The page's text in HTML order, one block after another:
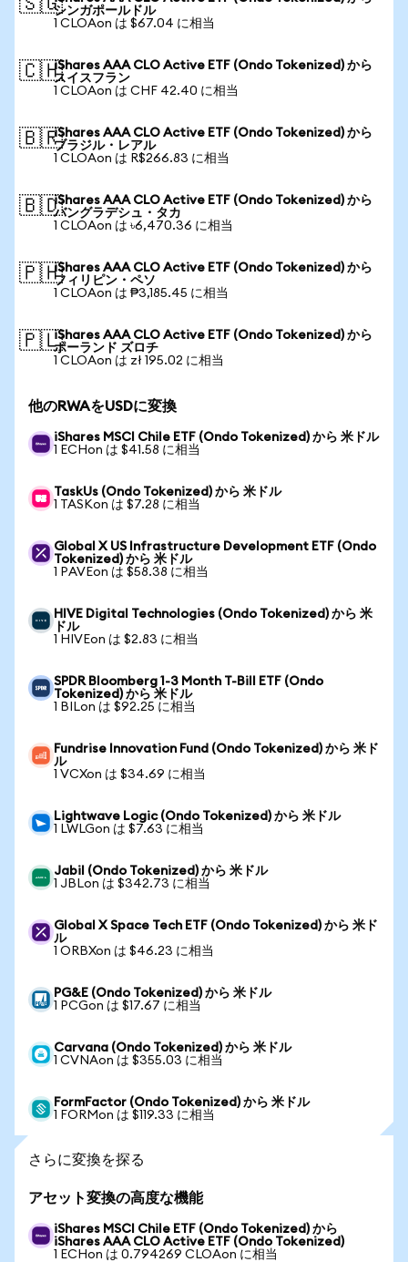
🇸🇬シンガポールドル
1 CLOAon は $67.04 に相当
🇨🇭iShares AAA CLO Active ETF (Ondo Tokenized) から
スイスフラン
1 CLOAon は CHF 42.40 に相当
🇧🇷iShares AAA CLO Active ETF (Ondo Tokenized) から
ブラジル・レアル
1 CLOAon は R$266.83 に相当
🇧🇩iShares AAA CLO Active ETF (Ondo Tokenized) から
バングラデシュ・タカ
1 CLOAon は ৳6,470.36 に相当
🇵🇭iShares AAA CLO Active ETF (Ondo Tokenized) から
フィリピン・ペソ
1 CLOAon は ₱3,185.45 に相当
🇵🇱iShares AAA CLO Active ETF (Ondo Tokenized) から
ポーランド ズロチ
1 CLOAon は zł 195.02 に相当
他のRWAをUSDに変換
iShares MSCI Chile ETF (Ondo Tokenized) から 米ドル
1 ECHon は $41.58 に相当
TaskUs (Ondo Tokenized) から 米ドル
1 TASKon は $7.28 に相当
Global X US Infrastructure Development ETF (Ondo
Tokenized) から 米ドル
1 PAVEon は $58.38 に相当
HIVE Digital Technologies (Ondo Tokenized) から 米
ドル
1 HIVEon は $2.83 に相当
SPDR Bloomberg 1-3 Month T-Bill ETF (Ondo
Tokenized) から 米ドル
1 BILon は $92.25 に相当
Fundrise Innovation Fund (Ondo Tokenized) から 米ド
ル
1 VCXon は $34.69 に相当
Lightwave Logic (Ondo Tokenized) から 米ドル
1 LWLGon は $7.63 に相当
Jabil (Ondo Tokenized) から 米ドル
1 JBLon は $342.73 に相当
Global X Space Tech ETF (Ondo Tokenized) から 米ド
ル
1 ORBXon は $46.23 に相当
PG&E (Ondo Tokenized) から 米ドル
1 PCGon は $17.67 に相当
Carvana (Ondo Tokenized) から 米ドル
1 CVNAon は $355.03 に相当
FormFactor (Ondo Tokenized) から 米ドル
1 FORMon は $119.33 に相当
さらに変換を探る
アセット変換の高度な機能
iShares MSCI Chile ETF (Ondo Tokenized) から
iShares AAA CLO Active ETF (Ondo Tokenized)
1 ECHon は 0.794269 CLOAon に相当